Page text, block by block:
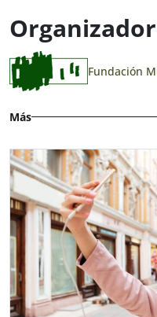
Fundación
Más